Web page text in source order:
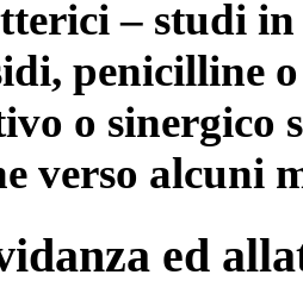
– studi in
penicilline
o sinergico
verso alcuni
ed